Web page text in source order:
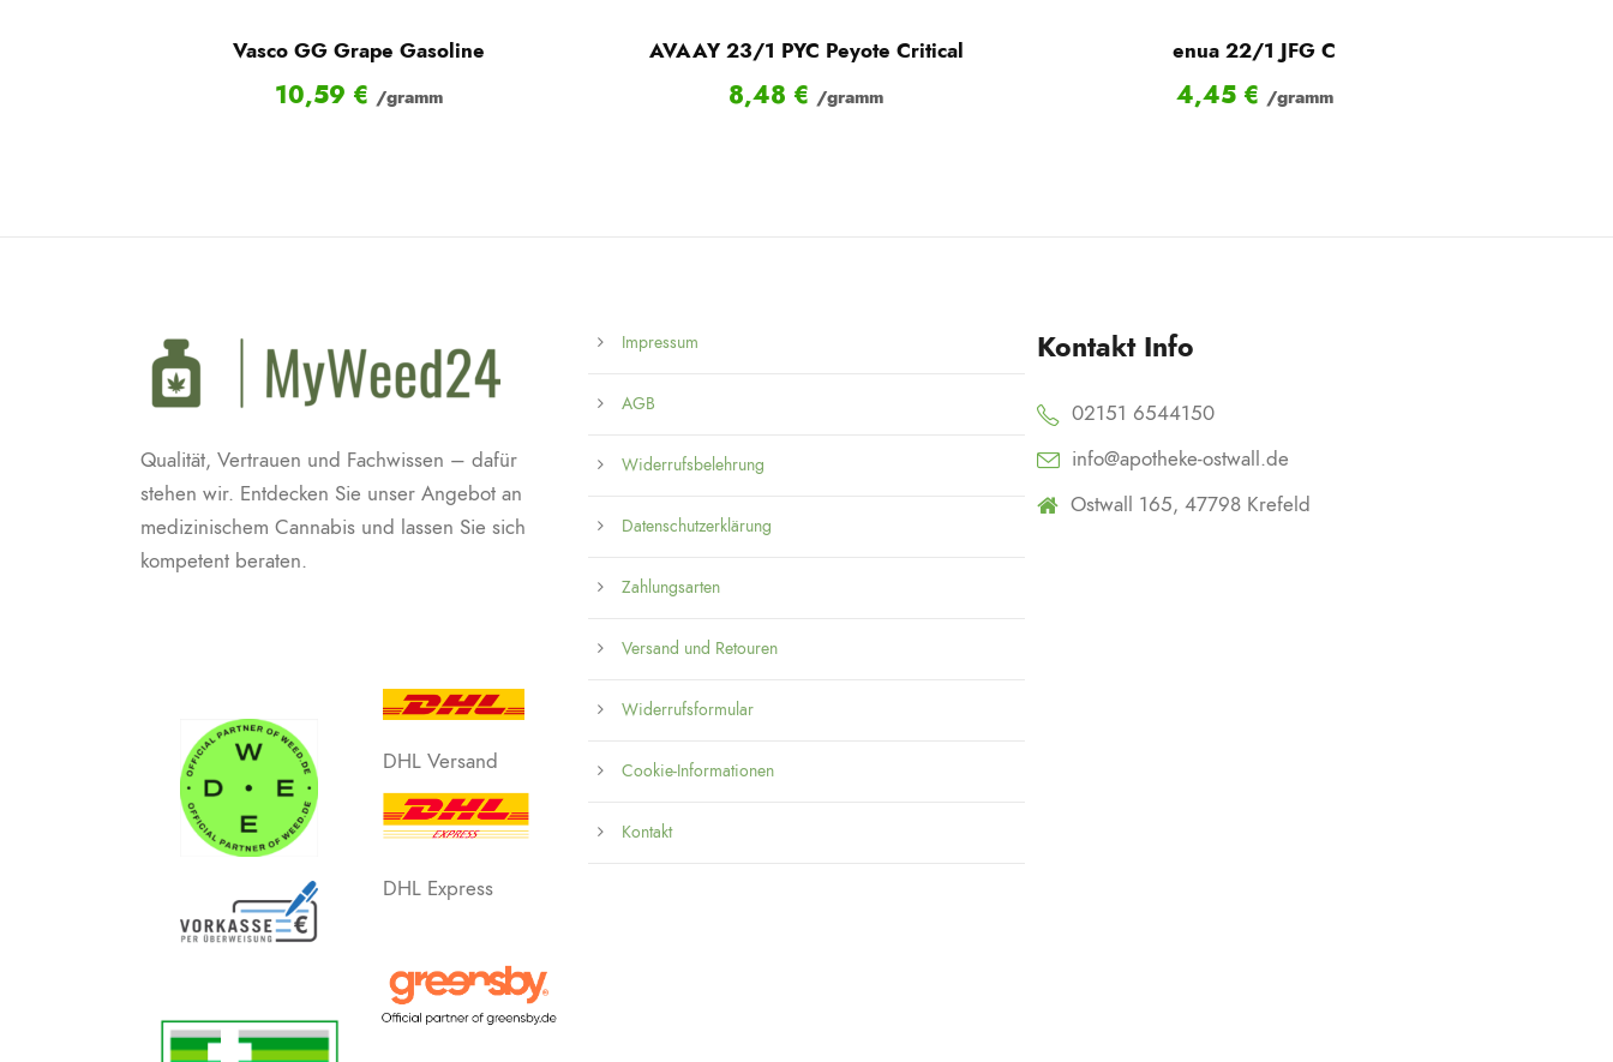
Vasco GG Grape Gasoline
10,59 € /gramm
AVAAY 23/1 PYC Peyote Critical
8,48 € /gramm
enua 22/1 JFG C
4,45 € /gramm
Qualität, Vertrauen und Fachwissen – dafür
stehen wir. Entdecken Sie unser Angebot an
medizinischem Cannabis und lassen Sie sich
kompetent beraten.
DHL Versand
DHL Express
Impressum
AGB
Widerrufsbelehrung
Datenschutzerklärung
Zahlungsarten
Versand und Retouren
Widerrufsformular
Cookie-Informationen
Kontakt
Kontakt Info
02151 6544150
info@apotheke-ostwall.de
Ostwall 165, 47798 Krefeld